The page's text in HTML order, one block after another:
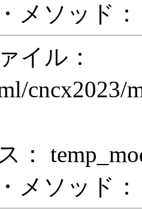
メソッド：
イル：
cncx2023/
：
メソッド：